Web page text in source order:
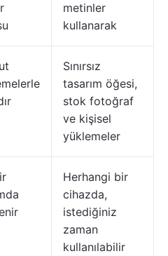
metinler
kullanarak
Sınırsız
tasarım öğesi,
stok fotoğraf
ve kişisel
yüklemeler
Herhangi bir
cihazda,
istediğiniz
zaman
kullanılabilir